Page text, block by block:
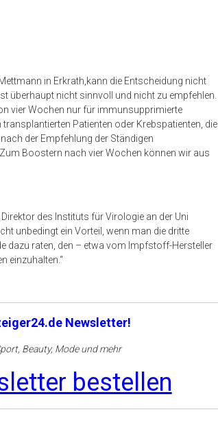
in Erkrath,kann die Entscheidung nicht
überhaupt nicht sinnvoll und nicht zu empfehlen.
vier Wochen nur für immunsupprimierte
Patienten oder Krebspatienten, die
der Empfehlung der Ständigen
Boostern nach vier Wochen können wir aus
des Instituts für Virologie an der Uni
unbedingt ein Vorteil, wenn man die dritte
dazu raten, den – etwa vom Impfstoff-Hersteller
einzuhalten.“
Newsletter!
Beauty, Mode und mehr
bestellen